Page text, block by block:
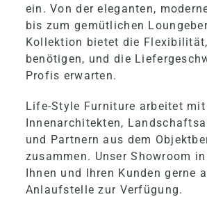
ein. Von der eleganten,
bis zum gemütlichen
Kollektion bietet die
benötigen, und die
Profis erwarten.
Life-Style Furniture arbeitet
Innenarchitekten,
und Partnern aus dem
zusammen. Unser Showroom
Ihnen und Ihren Kunden gerne
Anlaufstelle zur Verfügung.